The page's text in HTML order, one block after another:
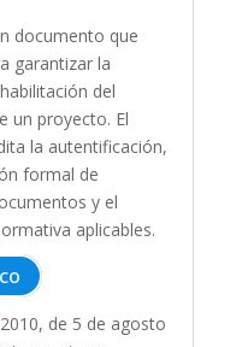
documento que
garantizar la
del
un proyecto. El
la autentificación,
formal de
y el
aplicables.
de 5 de agosto